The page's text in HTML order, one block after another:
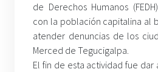
de Derechos Humanos
con la población capitalina al
atender denuncias de los
Merced de Tegucigalpa.
El fin de esta actividad fue